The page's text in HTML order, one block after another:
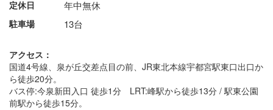
定休日 年中無休
駐車場 13台
アクセス：
国道4号線、泉が丘交差点目の前、JR東北本線宇都宮駅東口出口か
ら徒歩20分。
バス停:今泉新田入口 徒歩1分 LRT:峰駅から徒歩13分 / 駅東公園
前駅から徒歩15分。